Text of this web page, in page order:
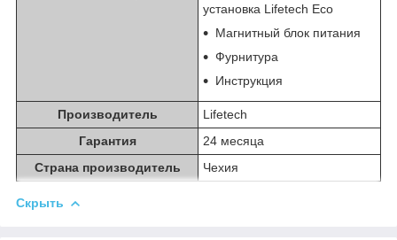
установка Lifetech Eco
Магнитный блок питания
Фурнитура
Инструкция
Производитель
Lifetech
Гарантия
24 месяца
Страна производитель
Чехия
Скрыть